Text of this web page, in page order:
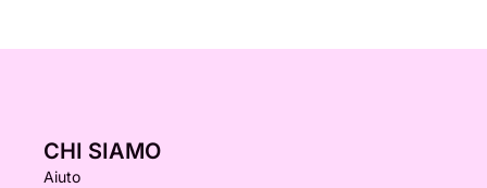
CHI SIAMO
Aiuto